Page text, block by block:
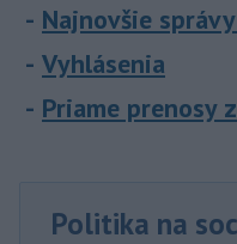
Najnovšie
Vyhlásenia
Priame prenosy
Politika na